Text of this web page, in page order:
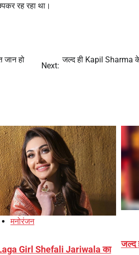
रह रहा था।
जान हो
Next:
जल्द ही Kapil Sharma
मनोरंजन
Girl Shefali Jariwala का
जल्द